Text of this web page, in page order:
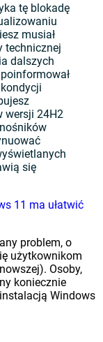
tę blokadę
musiał
technicznej
dalszych
wersji 24H2
się
11 ma ułatwić
problem, o
użytkownikom
Osoby,
koniecznie
Windows